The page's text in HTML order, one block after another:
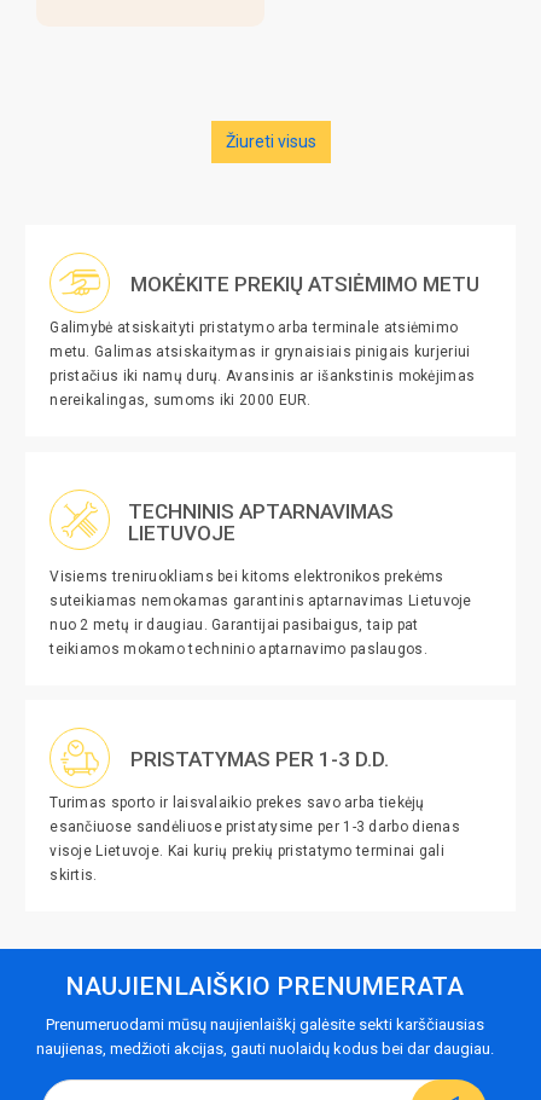
Žiureti visus
MOKĖKITE PREKIŲ ATSIĖMIMO METU
Galimybė atsiskaityti pristatymo arba terminale atsiėmimo
metu. Galimas atsiskaitymas ir grynaisiais pinigais kurjeriui
pristačius iki namų durų. Avansinis ar išankstinis mokėjimas
nereikalingas, sumoms iki 2000 EUR.
TECHNINIS APTARNAVIMAS
LIETUVOJE
Visiems treniruokliams bei kitoms elektronikos prekėms
suteikiamas nemokamas garantinis aptarnavimas Lietuvoje
nuo 2 metų ir daugiau. Garantijai pasibaigus, taip pat
teikiamos mokamo techninio aptarnavimo paslaugos.
PRISTATYMAS PER 1-3 D.D.
Turimas sporto ir laisvalaikio prekes savo arba tiekėjų
esančiuose sandėliuose pristatysime per 1-3 darbo dienas
visoje Lietuvoje. Kai kurių prekių pristatymo terminai gali
skirtis.
NAUJIENLAIŠKIO PRENUMERATA
Prenumeruodami mūsų naujienlaiškį galėsite sekti karščiausias
naujienas, medžioti akcijas, gauti nuolaidų kodus bei dar daugiau.